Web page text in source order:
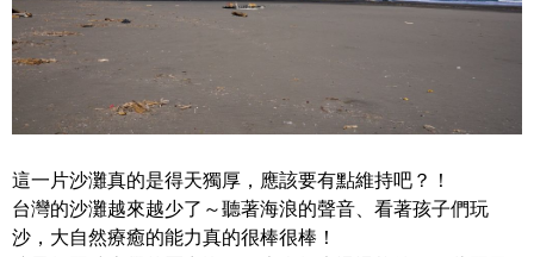
這一片沙灘真的是得天獨厚，應該要有點維持吧？！
台灣的沙灘越來越少了～聽著海浪的聲音、看著孩子們玩
沙，大自然療癒的能力真的很棒很棒！